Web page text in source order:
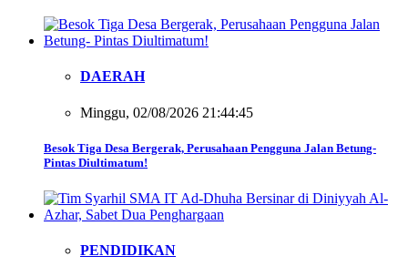
DAERAH
Minggu, 02/08/2026 21:44:45
Besok Tiga Desa Bergerak, Perusahaan Pengguna Jalan Betung-
Pintas Diultimatum!
PENDIDIKAN